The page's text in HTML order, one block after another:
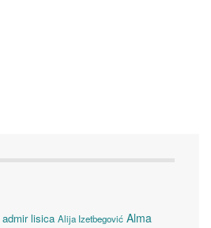
admir lisica Alija Izetbegović Alma